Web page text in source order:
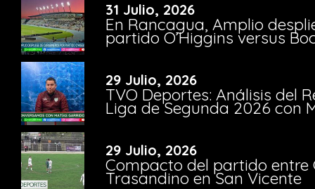
31 Julio, 2026
En Rancagua, Amplio
partido O’Higgins versus
29 Julio, 2026
TVO Deportes: Análisis del
Liga de Segunda 2026 con
29 Julio, 2026
Compacto del partido entre
Trasandino en San Vicente